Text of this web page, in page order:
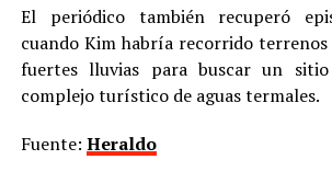
El periódico también recuperó
cuando Kim habría recorrido
fuertes lluvias para buscar un
complejo turístico de aguas termales.
Fuente: Heraldo